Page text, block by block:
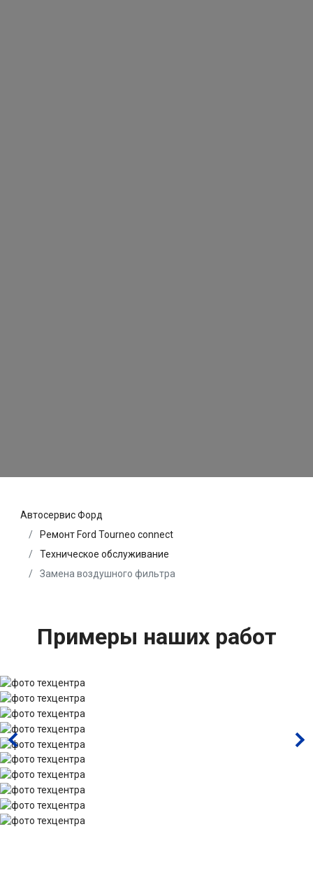
Автосервис Форд
Ремонт Ford Tourneo connect
Техническое обслуживание
Замена воздушного фильтра
Примеры наших работ